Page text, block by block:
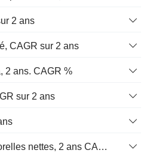
2 ans
CAGR sur 2 ans
2 ans. CAGR %
sur 2 ans
Immobilisations corporelles nettes, 2 ans CAGR %